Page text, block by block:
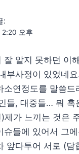
:
오후
잘 알지 못하던 이
부사정이 있었네
소연정도를 말씀드
들, 대중들… 뭐 혹
제가 느끼는 것은
슈들에 있어서 그
앞다투어 서로 (담